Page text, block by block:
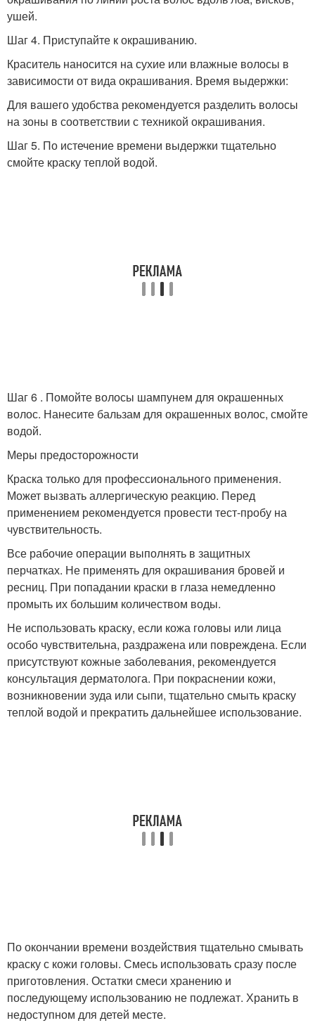
ушей.
Шаг 4. Приступайте к окрашиванию.
Краситель наносится на сухие или влажные волосы в
зависимости от вида окрашивания. Время выдержки:
Для вашего удобства рекомендуется разделить волосы
на зоны в соответствии с техникой окрашивания.
Шаг 5. По истечение времени выдержки тщательно
смойте краску теплой водой.
Шаг 6 . Помойте волосы шампунем для окрашенных
волос. Нанесите бальзам для окрашенных волос, смойте
водой.
Меры предосторожности
Краска только для профессионального применения.
Может вызвать аллергическую реакцию. Перед
применением рекомендуется провести тест-пробу на
чувствительность.
Все рабочие операции выполнять в защитных
перчатках. Не применять для окрашивания бровей и
ресниц. При попадании краски в глаза немедленно
промыть их большим количеством воды.
Не использовать краску, если кожа головы или лица
особо чувствительна, раздражена или повреждена. Если
присутствуют кожные заболевания, рекомендуется
консультация дерматолога. При покраснении кожи,
возникновении зуда или сыпи, тщательно смыть краску
теплой водой и прекратить дальнейшее использование.
По окончании времени воздействия тщательно смывать
краску с кожи головы. Смесь использовать сразу после
приготовления. Остатки смеси хранению и
последующему использованию не подлежат. Хранить в
недоступном для детей месте.